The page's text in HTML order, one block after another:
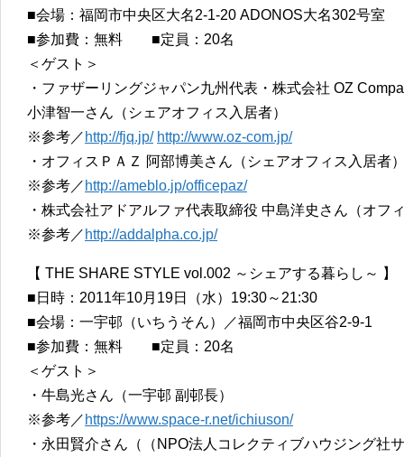
■会場：福岡市中央区大名2-1-20 ADONOS大名302号
■参加費：無料 ■定員：20名
＜ゲスト＞
・ファザーリングジャパン九州代表・株式会社 OZ
小津智一さん（シェアオフィス入居者）
※参考／ http://fjq.jp/ http://www.oz-com.jp/
・オフィスＰＡＺ 阿部博美さん（シェアオフィス入居者
※参考／ http://ameblo.jp/officepaz/
・株式会社アドアルファ代表取締役 中島洋史さん（オフ
※参考／ http://addalpha.co.jp/
【 THE SHARE STYLE vol.002 ～シェアする暮らし～ 】
■日時：2011年10月19日（水）19:30～21:30
■会場：一宇邨（いちうそん）／福岡市中央区谷2-9-1
■参加費：無料 ■定員：20名
＜ゲスト＞
・牛島光さん（一宇邨 副邨長）
※参考／ https://www.space-r.net/ichiuson/
・永田賢介さん（（NPO法人コレクティブハウジング社